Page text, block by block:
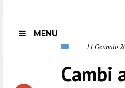
MENU
11 Gennaio
Cambi